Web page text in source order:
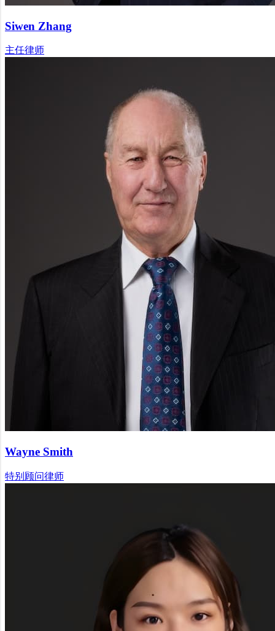
Siwen Zhang
主任律师
Wayne Smith
特别顾问律师